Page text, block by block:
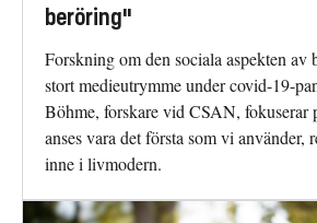
beröring"
Forskning om den sociala aspekten av
stort medieutrymme under covid-19-
Böhme, forskare vid CSAN, fokuserar
anses vara det första som vi använder,
inne i livmodern.